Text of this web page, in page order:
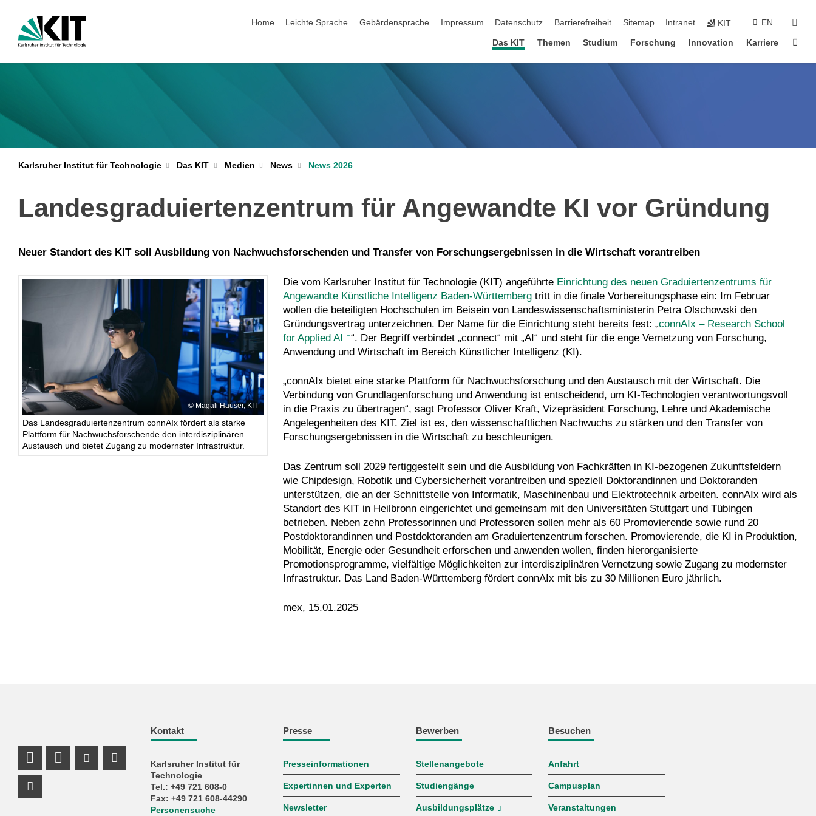
Home
Leichte Sprache Gebärdensprache Impressum Datenschutz Barrierefreiheit Sitemap Intranet KIT EN
Das KIT Themen Studium Forschung Innovation Karriere
Karlsruher Institut für Technologie Das KIT Medien News News 2026
Landesgraduiertenzentrum für Angewandte KI vor Gründung
Neuer Standort des KIT soll Ausbildung von Nachwuchsforschenden und Transfer von Forschungsergebnissen in die Wirtschaft vorantreiben
Magali Hauser, KIT
Das Landesgraduiertenzentrum connAIx fördert als starke
Plattform für Nachwuchsforschende den interdisziplinären
Austausch und bietet Zugang zu modernster Infrastruktur.
Die vom Karlsruher Institut für Technologie (KIT) angeführte Einrichtung des neuen Graduiertenzentrums für
Angewandte Künstliche Intelligenz Baden-Württemberg tritt in die finale Vorbereitungsphase ein: Im Februar
wollen die beteiligten Hochschulen im Beisein von Landeswissenschaftsministerin Petra Olschowski den
Gründungsvertrag unterzeichnen. Der Name für die Einrichtung steht bereits fest: „connAIx – Research School
for Applied AI
“. Der Begriff verbindet „connect“ mit „AI“ und steht für die enge Vernetzung von Forschung,
Anwendung und Wirtschaft im Bereich Künstlicher Intelligenz (KI).
„connAIx bietet eine starke Plattform für Nachwuchsforschung und den Austausch mit der Wirtschaft. Die
Verbindung von Grundlagenforschung und Anwendung ist entscheidend, um KI-Technologien verantwortungsvoll
in die Praxis zu übertragen“, sagt Professor Oliver Kraft, Vizepräsident Forschung, Lehre und Akademische
Angelegenheiten des KIT. Ziel ist es, den wissenschaftlichen Nachwuchs zu stärken und den Transfer von
Forschungsergebnissen in die Wirtschaft zu beschleunigen.
Das Zentrum soll 2029 fertiggestellt sein und die Ausbildung von Fachkräften in KI-bezogenen Zukunftsfeldern
wie Chipdesign, Robotik und Cybersicherheit vorantreiben und speziell Doktorandinnen und Doktoranden
unterstützen, die an der Schnittstelle von Informatik, Maschinenbau und Elektrotechnik arbeiten. connAIx wird als
Standort des KIT in Heilbronn eingerichtet und gemeinsam mit den Universitäten Stuttgart und Tübingen
betrieben. Neben zehn Professorinnen und Professoren sollen mehr als 60 Promovierende sowie rund 20
Postdoktorandinnen und Postdoktoranden am Graduiertenzentrum forschen. Promovierende, die KI in Produktion,
Mobilität, Energie oder Gesundheit erforschen und anwenden wollen, finden hierorganisierte
Promotionsprogramme, vielfältige Möglichkeiten zur interdisziplinären Vernetzung sowie Zugang zu modernster
Infrastruktur. Das Land Baden-Württemberg fördert connAIx mit bis zu 30 Millionen Euro jährlich.
mex, 15.01.2025
Kontakt
Karlsruher Institut für
Technologie
Tel.: +49 721 608-0
Fax: +49 721 608-44290
Personensuche
Presse
Presseinformationen
Expertinnen und Experten
Newsletter
Bewerben
Stellenangebote
Studiengänge
Ausbildungsplätze
Besuchen
Anfahrt
Campusplan
Veranstaltungen
LinkedIn Profil
Profil Mastodon
Youtube Profil
Instagram Profil
Facebook Profil